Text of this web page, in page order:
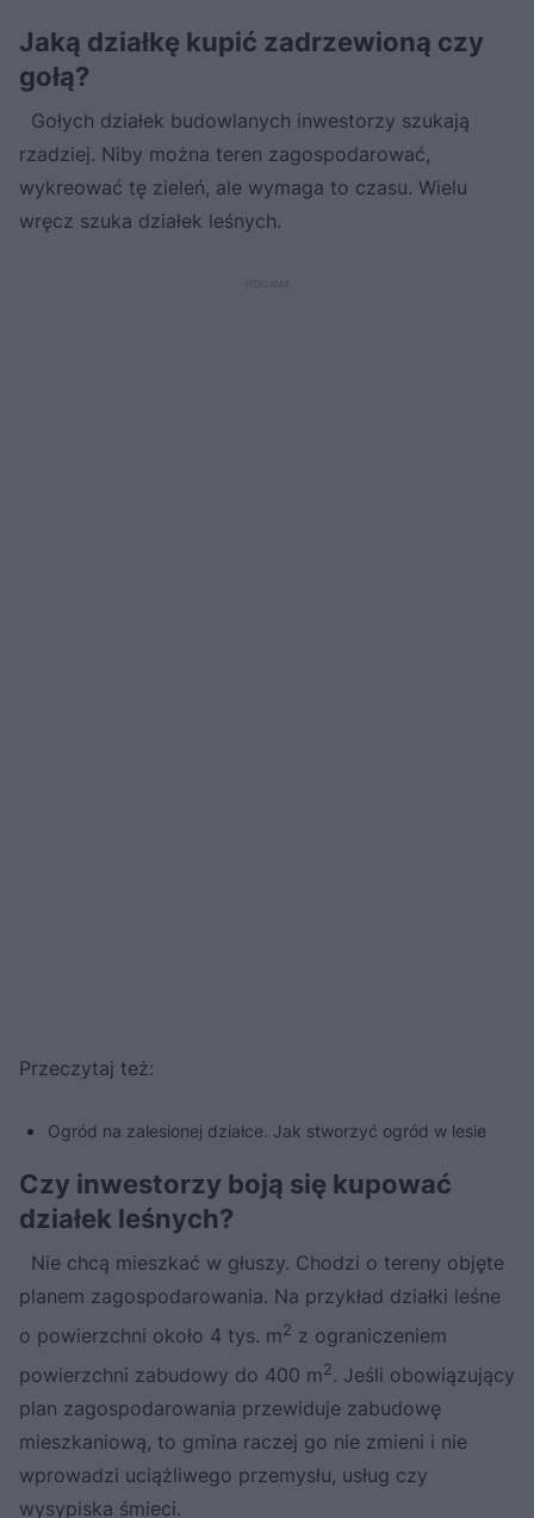
Jaką działkę kupić zadrzewioną czy
gołą?
Gołych działek budowlanych inwestorzy szukają
rzadziej. Niby można teren zagospodarować,
wykreować tę zieleń, ale wymaga to czasu. Wielu
wręcz szuka działek leśnych.
Przeczytaj też:
Ogród na zalesionej działce. Jak stworzyć ogród w lesie
Czy inwestorzy boją się kupować
działek leśnych?
Nie chcą mieszkać w głuszy. Chodzi o tereny objęte
planem zagospodarowania. Na przykład działki leśne
o powierzchni około 4 tys. m2 z ograniczeniem
powierzchni zabudowy do 400 m2. Jeśli obowiązujący
plan zagospodarowania przewiduje zabudowę
mieszkaniową, to gmina raczej go nie zmieni i nie
wprowadzi uciążliwego przemysłu, usług czy
wysypiska śmieci.